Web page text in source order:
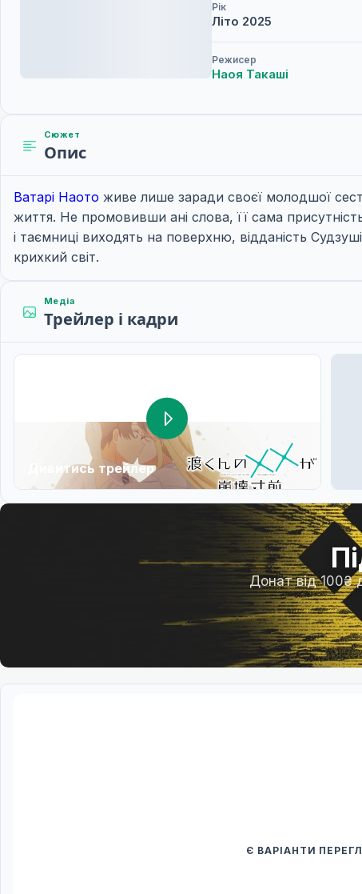
Рік
Літо 2025
Режисер
Наоя Такаші
Сюжет
Опис
Ватарі Наото живе лише заради своєї молодшої
життя. Не промовивши ані слова, її сама
і таємниці виходять на поверхню, відданість
крихкий світ.
Медіа
Трейлер і кадри
Дивитись трейлер
Донат від 100₴
Є ВАРІАНТИ